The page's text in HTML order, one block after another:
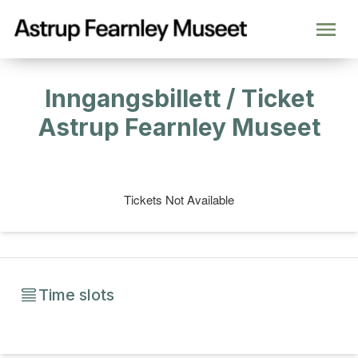
Inngangsbillett / Ticket
Astrup Fearnley Museet
Tickets Not Available
Time slots